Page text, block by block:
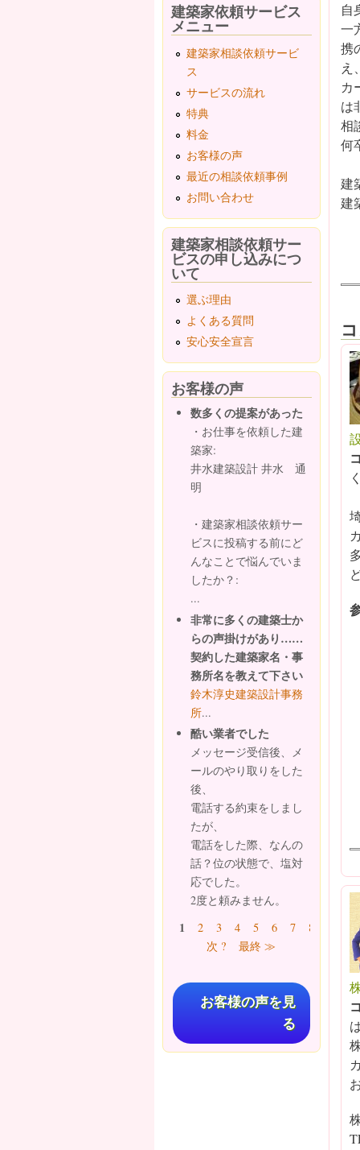
自
一
携
え
カ
は
相
何
建
建
建築家依頼サービス
メニュー
建築家相談依頼サービ
ス
サービスの流れ
特典
料金
お客様の声
最近の相談依頼事例
お問い合わせ
建築家相談依頼サー
ビスの申し込みにつ
いて
選ぶ理由
よくある質問
安心安全宣言
お客様の声
数多くの提案があった
・お仕事を依頼した建
築家:
井水建築設計 井水 通
明
・建築家相談依頼サー
ビスに投稿する前にど
んなことで悩んでいま
したか？:
...
非常に多くの建築士か
らの声掛けがあり……
契約した建築家名・事
務所名を教えて下さい
鈴木淳史建築設計事務
所...
酷い業者でした
メッセージ受信後、メ
ールのやり取りをした
後、
電話する約束をしまし
たが、
電話をした際、なんの
話？位の状態で、塩対
応でした。
2度と頼みません。
ページ
1 2 3 4 5 6 7 8
次 ?
最終 ≫
お客様の声を見
る